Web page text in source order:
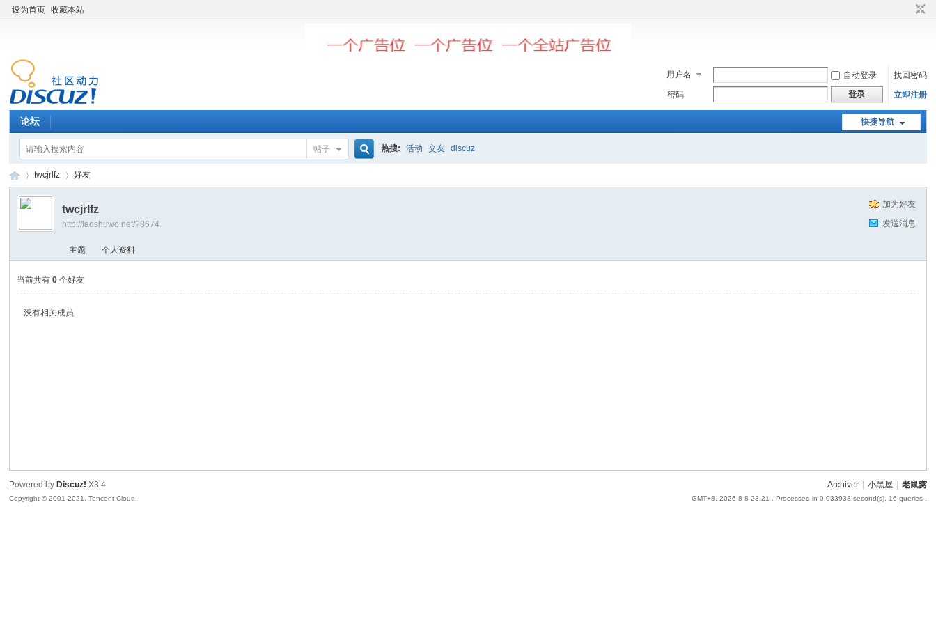
设为首页 收藏本站
用户名 自动登录
找回密码
密码
登录 立即注册
快捷导航
论坛
帖子 热搜: 活动 交友 discuz
›
twcjrlfz 好友
加为好友
发送消息
twcjrlfz
http://laoshuwo.net/?8674
主题 个人资料
当前共有0 个好友
没有相关成员
Archiver 小黑屋 老鼠窝
GMT+8, 2026-8-8 23:21 , Processed in 0.033938 second(s), 16 queries .
Powered by Discuz! X3.4
Copyright © 2001-2021, Tencent Cloud.